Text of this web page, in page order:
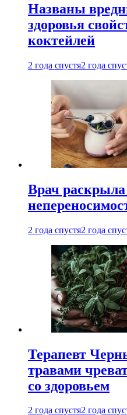
Названы
здоровья
коктейлей
2 года спустя2 года
Врач
2 года спустя2 года
Терапевт
травами
со здоровьем
2 года спустя2 года